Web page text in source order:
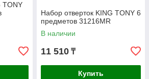
TONY
Набор отверток KING TONY 6
предметов 31216MR
В наличии
11 510 ₸
Купить